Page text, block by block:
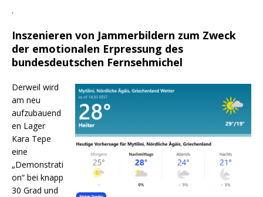
.
Inszenieren von Jammerbildern zum Zweck
der emotionalen Erpressung des
bundesdeutschen Fernsehmichel
Derweil wird
am neu
aufzubauend
en Lager
Kara Tepe
eine
„Demonstrati
on“ bei knapp
30 Grad und